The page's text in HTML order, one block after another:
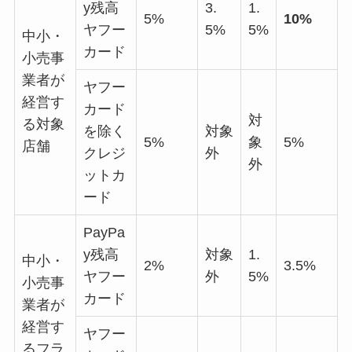
中小・
小売事
業者が
経営す
る対象
店舗
y残高
ヤフー
カード
5%
3.
5%
1.
5%
10%
ヤフー
カード
を除く
クレジ
ットカ
ード
5%
対象
外
対
象
外
5%
中小・
小売事
業者が
経営す
るフラ
PayPa
y残高
ヤフー
カード
2%
対象
外
1.
5%
3.5%
ヤフー